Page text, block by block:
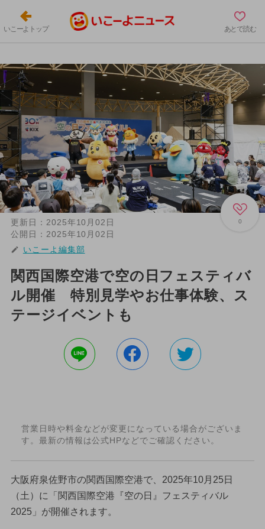
いこーよトップ あとで読む
0
更新日： 2025年10月02日
公開日： 2025年10月02日
いこーよ編集部
関西国際空港で空の日フェスティバ
ル開催 特別見学やお仕事体験、ス
テージイベントも
営業日時や料金などが変更になっている場合がございま
す。最新の情報は公式HPなどでご確認ください。
大阪府泉佐野市の関西国際空港で、2025年10月25日
（土）に「関西国際空港『空の日』フェスティバル
2025」が開催されます。